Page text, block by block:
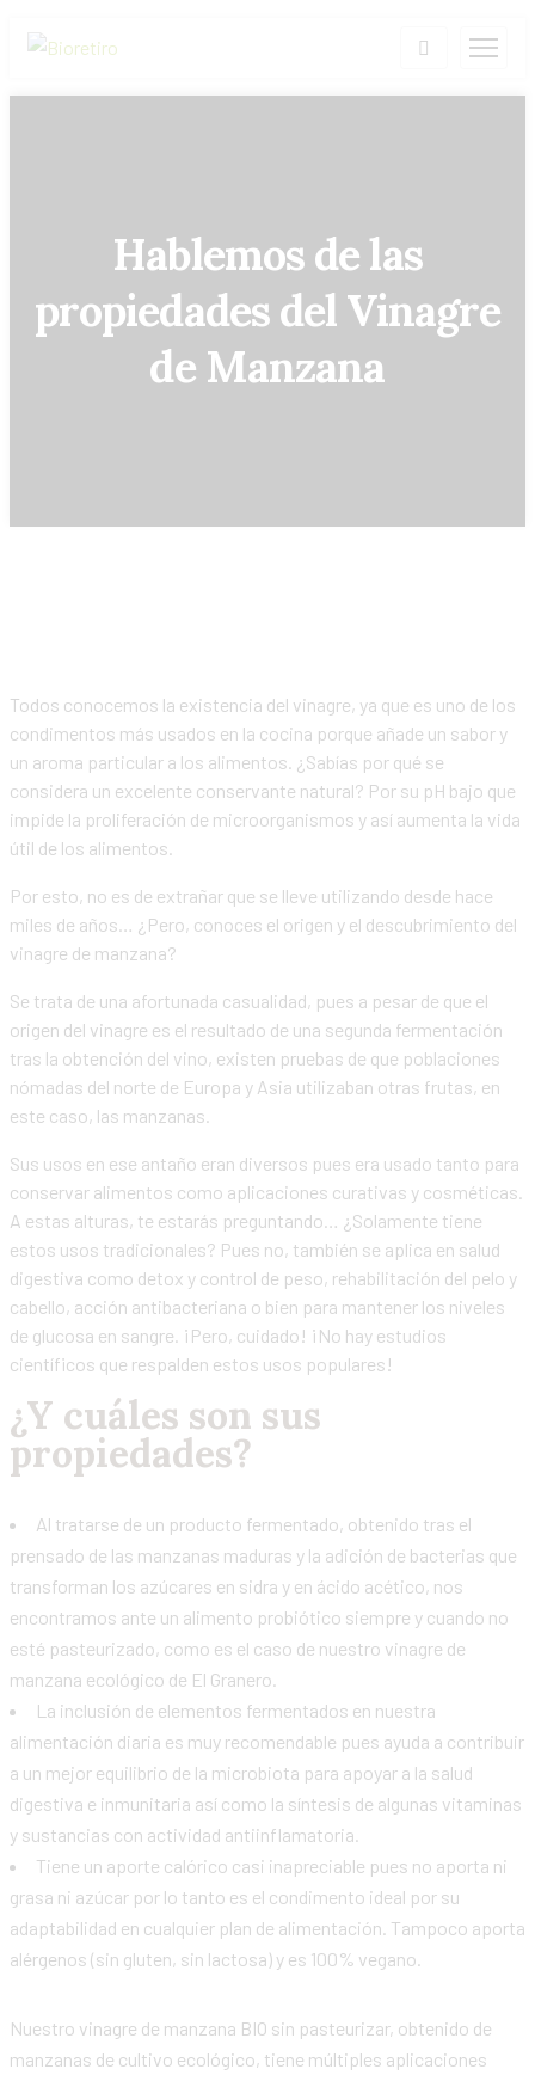
Hablemos de las
propiedades del Vinagre
de Manzana
Todos conocemos la existencia del vinagre, ya que es uno de los
condimentos más usados en la cocina porque añade un sabor y
un aroma particular a los alimentos. ¿Sabías por qué se
considera un excelente conservante natural? Por su pH bajo que
impide la proliferación de microorganismos y así aumenta la vida
útil de los alimentos.
Por esto, no es de extrañar que se lleve utilizando desde hace
miles de años… ¿Pero, conoces el origen y el descubrimiento del
vinagre de manzana?
Se trata de una afortunada casualidad, pues a pesar de que el
origen del vinagre es el resultado de una segunda fermentación
tras la obtención del vino, existen pruebas de que poblaciones
nómadas del norte de Europa y Asia utilizaban otras frutas, en
este caso, las manzanas.
Sus usos en ese antaño eran diversos pues era usado tanto para
conservar alimentos como aplicaciones curativas y cosméticas.
A estas alturas, te estarás preguntando… ¿Solamente tiene
estos usos tradicionales? Pues no, también se aplica en salud
digestiva como detox y control de peso, rehabilitación del pelo y
cabello, acción antibacteriana o bien para mantener los niveles
de glucosa en sangre. ¡Pero, cuidado! ¡No hay estudios
científicos que respalden estos usos populares!
¿Y cuáles son sus
propiedades?
Al tratarse de un producto fermentado, obtenido tras el
prensado de las manzanas maduras y la adición de bacterias que
transforman los azúcares en sidra y en ácido acético, nos
encontramos ante un alimento probiótico siempre y cuando no
esté pasteurizado, como es el caso de nuestro vinagre de
manzana ecológico de El Granero.
La inclusión de elementos fermentados en nuestra
alimentación diaria es muy recomendable pues ayuda a contribuir
a un mejor equilibrio de la microbiota para apoyar a la salud
digestiva e inmunitaria así como la síntesis de algunas vitaminas
y sustancias con actividad antiinflamatoria.
Tiene un aporte calórico casi inapreciable pues no aporta ni
grasa ni azúcar por lo tanto es el condimento ideal por su
adaptabilidad en cualquier plan de alimentación. Tampoco aporta
alérgenos (sin gluten, sin lactosa) y es 100% vegano.
Nuestro vinagre de manzana BIO sin pasteurizar, obtenido de
manzanas de cultivo ecológico, tiene múltiples aplicaciones